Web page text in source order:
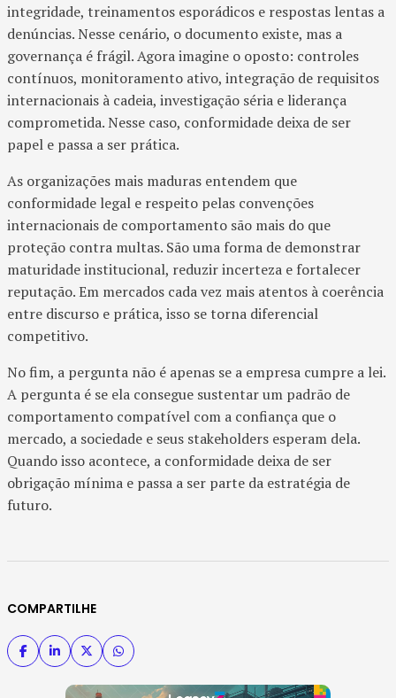
integridade, treinamentos esporádicos e respostas lentas a
denúncias. Nesse cenário, o documento existe, mas a
governança é frágil. Agora imagine o oposto: controles
contínuos, monitoramento ativo, integração de requisitos
internacionais à cadeia, investigação séria e liderança
comprometida. Nesse caso, conformidade deixa de ser
papel e passa a ser prática.
As organizações mais maduras entendem que
conformidade legal e respeito pelas convenções
internacionais de comportamento são mais do que
proteção contra multas. São uma forma de demonstrar
maturidade institucional, reduzir incerteza e fortalecer
reputação. Em mercados cada vez mais atentos à coerência
entre discurso e prática, isso se torna diferencial
competitivo.
No fim, a pergunta não é apenas se a empresa cumpre a lei.
A pergunta é se ela consegue sustentar um padrão de
comportamento compatível com a confiança que o
mercado, a sociedade e seus stakeholders esperam dela.
Quando isso acontece, a conformidade deixa de ser
obrigação mínima e passa a ser parte da estratégia de
futuro.
COMPARTILHE